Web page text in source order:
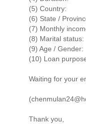
(5) Country:
(6) State /
(7) Monthly
(8) Marital status:
(9) Age / Gender:
(10) Loan
Waiting for your
Thank you,